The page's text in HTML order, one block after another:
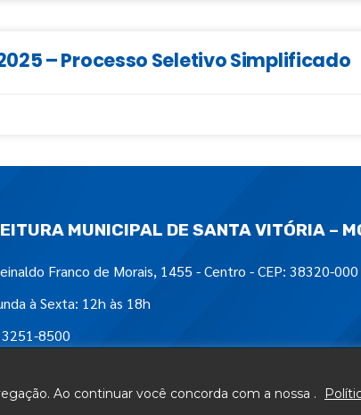
Ao continuar você concorda com a nossa .
2025 – Processo Seletivo Simplificado
MUNICIPAL DE SANTA VITÓRIA –
Franco de Morais, 1455 - Centro - CEP: 38320-000
à Sexta: 12h às 18h
8500